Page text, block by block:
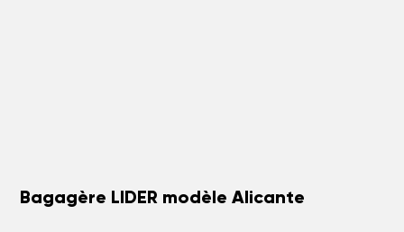
Bagagère LIDER modèle Alicante